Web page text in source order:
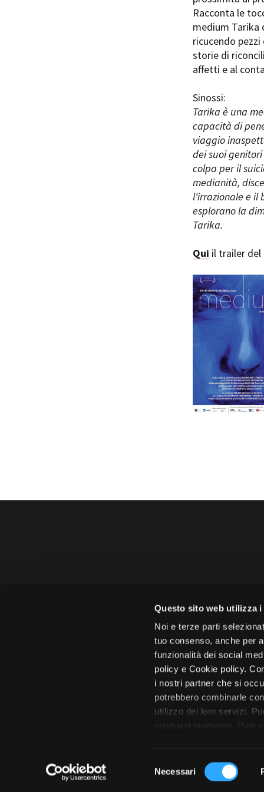
Questo sito web utilizza i
Noi e terze parti
tuo consenso, anche per
funzionalità dei social
policy e Cookie policy.
i nostri partner che si
potrebbero combinarle
utilizzo dei loro servizi.
qualsiasi momento. Puoi
e
Necessari
Racconta le
medium Tarika
ricucendo
storie di
affetti e al
Sinossi:
Tarika è una
capacità di
viaggio
dei suoi
colpa per il
medianità,
l'irrazionale e il
esplorano la
Tarika.
Qui il trailer
Città di